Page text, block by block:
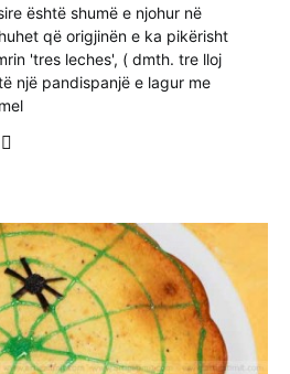
është shumë e njohur në
që origjinën e ka pikërisht
'tres leches', ( dmth. tre lloj
një pandispanjë e lagur me